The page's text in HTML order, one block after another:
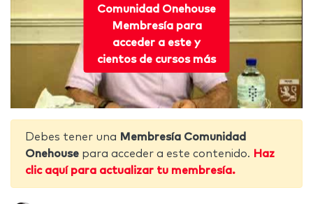
Comunidad Onehouse
Membresía para
acceder a este y
cientos de cursos más
Debes tener una Membresía Comunidad
Onehouse para acceder a este contenido. Haz
clic aquí para actualizar tu membresía.